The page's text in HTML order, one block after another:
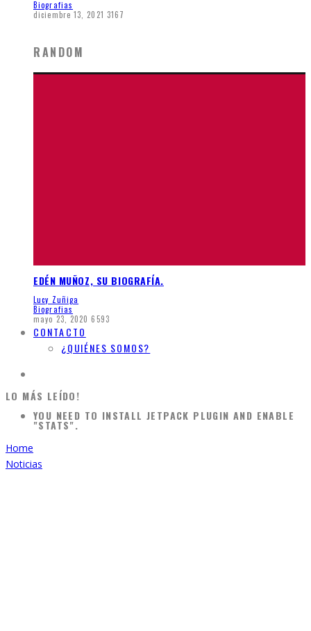
Biografias
diciembre 13, 2021 3167
RANDOM
EDÉN MUÑOZ, SU BIOGRAFÍA.
Lucy Zuñiga
Biografias
mayo 23, 2020 6593
CONTACTO
¿QUIÉNES SOMOS?
LO MÁS LEÍDO!
YOU NEED TO INSTALL JETPACK PLUGIN AND ENABLE
"STATS".
Home
Noticias